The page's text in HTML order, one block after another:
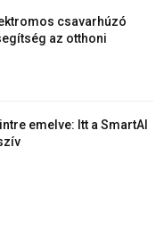
csavarhúzó
az otthoni
emelve: Itt a SmartAI